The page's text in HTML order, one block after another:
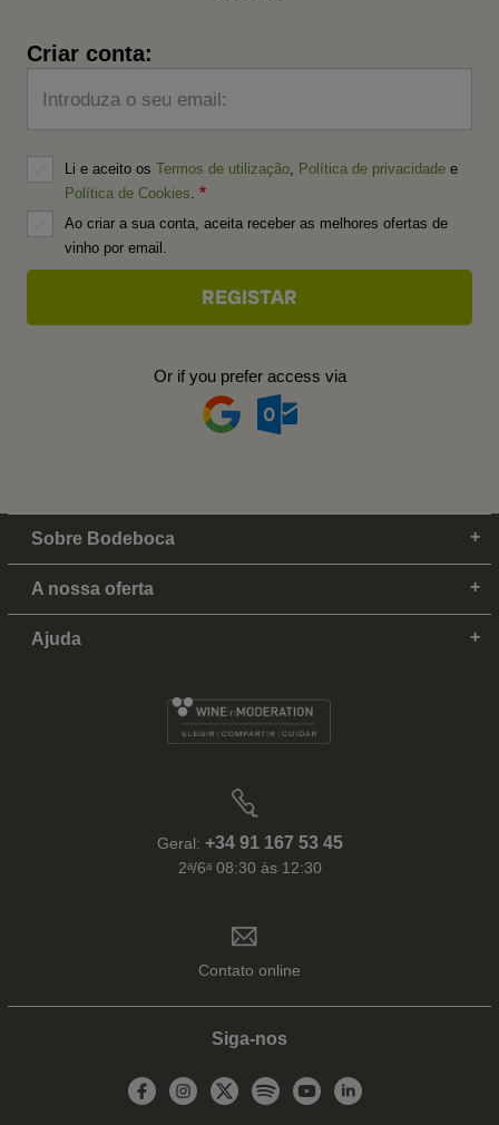
Criar conta:
Introduza o seu email:
Li e aceito os Termos de utilização Política de privacidade e
Política de Cookies
Ao criar a sua conta, aceita receber as melhores ofertas de
vinho por email.
Or if you prefer access via
Sobre Bodeboca
A nossa oferta
Ajuda
Geral: +34 91 167 53 45
2ᵃ/6ᵃ 08:30 às 12:30
Contato online
Siga-nos